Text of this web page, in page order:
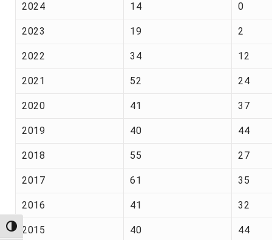
Alternar alto contraste
2024 14 0
2023 19 2
2022 34 12
2021 52 24
2020 41 37
2019 40 44
2018 55 27
2017 61 35
2016 41 32
2015 40 44